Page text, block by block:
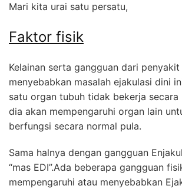
Mari kita urai satu persatu,
Faktor fisik
Kelainan serta gangguan dari penyakit
menyebabkan masalah ejakulasi dini
satu organ tubuh tidak bekerja secara
dia akan mempengaruhi organ lain
berfungsi secara normal pula.
Sama halnya dengan gangguan
“mas EDI”.Ada beberapa gangguan
mempengaruhi atau menyebabkan